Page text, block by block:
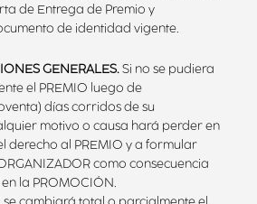
de Entrega de Premio y
de identidad vigente.
GENERALES.Si no se pudiera
el PREMIO luego de
días corridos de su
motivo o causa hará perder en
derecho al PREMIO y a formular
como consecuencia
la PROMOCIÓN.